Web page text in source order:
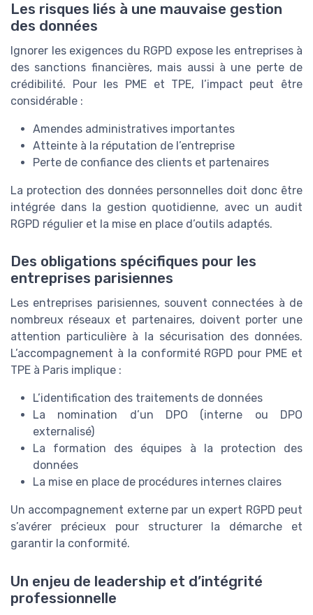
Les risques liés à une mauvaise gestion
des données
Ignorer les exigences du RGPD expose les entreprises à
des sanctions financières, mais aussi à une perte de
crédibilité. Pour les PME et TPE, l’impact peut être
considérable :
Amendes administratives importantes
Atteinte à la réputation de l’entreprise
Perte de confiance des clients et partenaires
La protection des données personnelles doit donc être
intégrée dans la gestion quotidienne, avec un audit
RGPD régulier et la mise en place d’outils adaptés.
Des obligations spécifiques pour les
entreprises parisiennes
Les entreprises parisiennes, souvent connectées à de
nombreux réseaux et partenaires, doivent porter une
attention particulière à la sécurisation des données.
L’accompagnement à la conformité RGPD pour PME et
TPE à Paris implique :
L’identification des traitements de données
La nomination d’un DPO (interne ou DPO
externalisé)
La formation des équipes à la protection des
données
La mise en place de procédures internes claires
Un accompagnement externe par un expert RGPD peut
s’avérer précieux pour structurer la démarche et
garantir la conformité.
Un enjeu de leadership et d’intégrité
professionnelle